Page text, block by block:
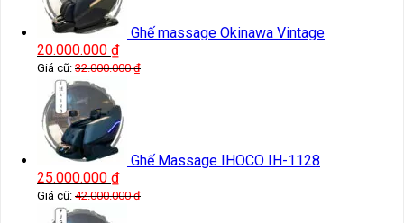
Ghế massage Okinawa Vintage
20.000.000 ₫
Giá cũ: 32.000.000₫
Ghế Massage IHOCO IH-1128
25.000.000 ₫
Giá cũ: 42.000.000₫